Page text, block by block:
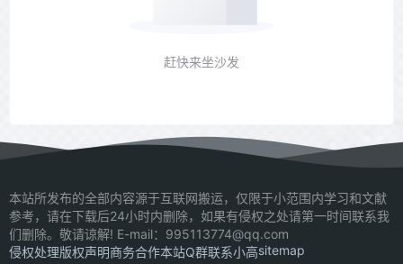
赶快来坐沙发
本站所发布的全部内容源于互联网搬运，仅限于小范围内学习和文献
参考，请在下载后24小时内删除，如果有侵权之处请第一时间联系我
们删除。敬请谅解! E-mail：995113774@qq.com
侵权处理版权声明商务合作本站Q群联系小高sitemap